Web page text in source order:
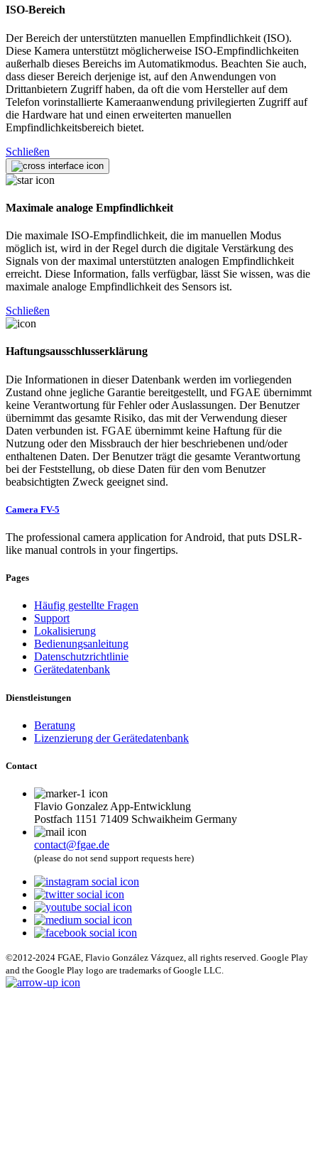
ISO-Bereich
Der Bereich der unterstützten manuellen Empfindlichkeit (ISO).
Diese Kamera unterstützt möglicherweise ISO-Empfindlichkeiten
außerhalb dieses Bereichs im Automatikmodus. Beachten Sie auch,
dass dieser Bereich derjenige ist, auf den Anwendungen von
Drittanbietern Zugriff haben, da oft die vom Hersteller auf dem
Telefon vorinstallierte Kameraanwendung privilegierten Zugriff auf
die Hardware hat und einen erweiterten manuellen
Empfindlichkeitsbereich bietet.
Schließen
Maximale analoge Empfindlichkeit
Die maximale ISO-Empfindlichkeit, die im manuellen Modus
möglich ist, wird in der Regel durch die digitale Verstärkung des
Signals von der maximal unterstützten analogen Empfindlichkeit
erreicht. Diese Information, falls verfügbar, lässt Sie wissen, was die
maximale analoge Empfindlichkeit des Sensors ist.
Schließen
Haftungsausschlusserklärung
Die Informationen in dieser Datenbank werden im vorliegenden
Zustand ohne jegliche Garantie bereitgestellt, und FGAE übernimmt
keine Verantwortung für Fehler oder Auslassungen. Der Benutzer
übernimmt das gesamte Risiko, das mit der Verwendung dieser
Daten verbunden ist. FGAE übernimmt keine Haftung für die
Nutzung oder den Missbrauch der hier beschriebenen und/oder
enthaltenen Daten. Der Benutzer trägt die gesamte Verantwortung
bei der Feststellung, ob diese Daten für den vom Benutzer
beabsichtigten Zweck geeignet sind.
Camera FV-5
The professional camera application for Android, that puts DSLR-
like manual controls in your fingertips.
Pages
Häufig gestellte Fragen
Support
Lokalisierung
Bedienungsanleitung
Datenschutzrichtlinie
Gerätedatenbank
Dienstleistungen
Beratung
Lizenzierung der Gerätedatenbank
Contact
Flavio Gonzalez App-Entwicklung
Postfach 1151 71409 Schwaikheim Germany
contact@fgae.de
(please do not send support requests here)
©2012-2024 FGAE, Flavio González Vázquez, all rights reserved. Google Play
and the Google Play logo are trademarks of Google LLC.